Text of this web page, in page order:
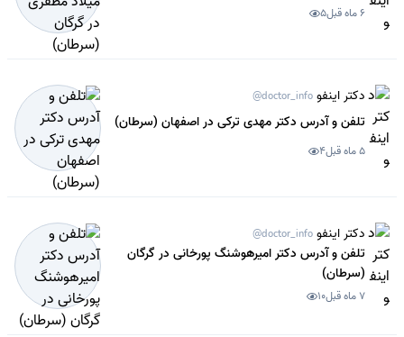
6 ماه قبل 5
دکتر اینفو @doctor_info
تلفن و آدرس دکتر مهدی ترکی در اصفهان (سرطان)
5 ماه قبل 4
دکتر اینفو @doctor_info
تلفن و آدرس دکتر امیرهوشنگ پورخانی در گرگان
(سرطان)
7 ماه قبل 10